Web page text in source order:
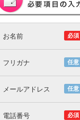
必須
お名前
任意
フリガナ
任意
メールアドレス
必須
電話番号